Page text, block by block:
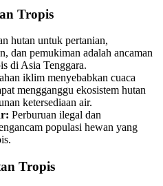
Tropis
hutan untuk pertanian,
dan pemukiman adalah ancaman
di Asia Tenggara.
iklim menyebabkan cuaca
mengganggu ekosistem hutan
ketersediaan air.
Perburuan ilegal dan
populasi hewan yang
Tropis